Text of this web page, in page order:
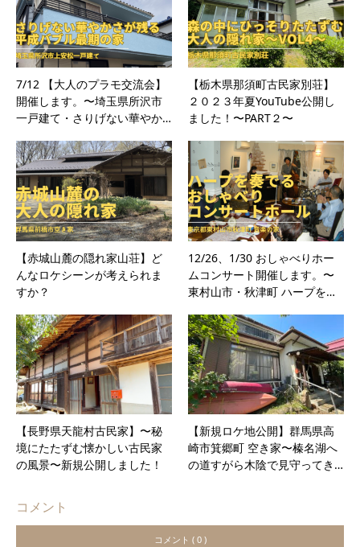
7/12 【大人のプラモ交流会】
開催します。〜埼玉県所沢市
一戸建て・さりげない華やか…
【栃木県那須町古民家別荘】
２０２３年夏YouTube公開し
ました！〜PART２〜
【赤城山麓の隠れ家山荘】ど
んなロケシーンが考えられま
すか？
12/26、1/30 おしゃべりホー
ムコンサート開催します。〜
東村山市・秋津町 ハープを…
【長野県天龍村古民家】〜秘
境にたたずむ懐かしい古民家
の風景〜新規公開しました！
【新規ロケ地公開】群馬県高
崎市箕郷町 空き家〜榛名湖へ
の道すがら木陰で見守ってき…
コメント
コメント ( 0 )